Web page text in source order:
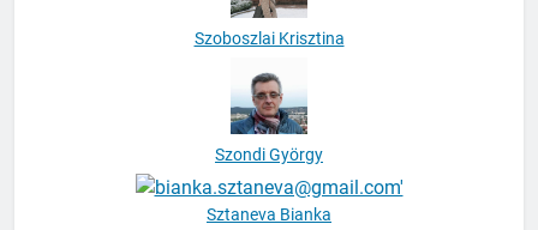
Szoboszlai Krisztina
Szondi György
Sztaneva Bianka